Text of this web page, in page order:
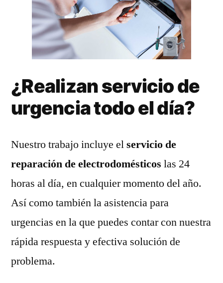
¿Realizan servicio de
urgencia todo el día?
Nuestro trabajo incluye elservicio de
reparación de electrodomésticos las 24
horas al día, en cualquier momento del año.
Así como también la asistencia para
urgencias en la que puedes contar con nuestra
rápida respuesta y efectiva solución de
problema.